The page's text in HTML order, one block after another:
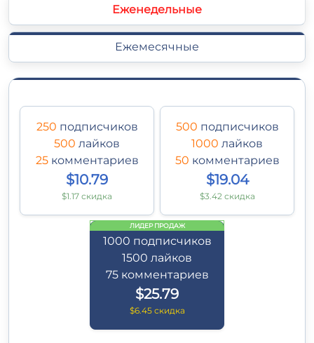
Еженедельные
Ежемесячные
250 подписчиков
500 лайков
25 комментариев
$10.79
$1.17 скидка
500 подписчиков
1000 лайков
50 комментариев
$19.04
$3.42 скидка
ЛИДЕР ПРОДАЖ
1000 подписчиков
1500 лайков
75 комментариев
$25.79
$6.45 скидка